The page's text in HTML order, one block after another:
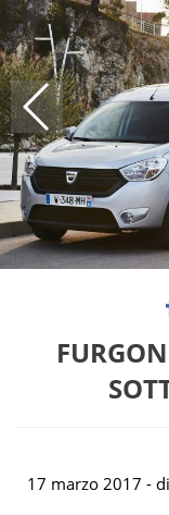
i
g
a
t
i
o
n
17 marzo 2017 - di